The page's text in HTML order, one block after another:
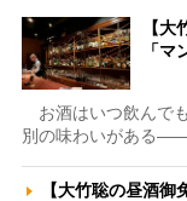
【
「
お酒はいつ飲んで
別の味わいがある
【大竹聡の昼酒